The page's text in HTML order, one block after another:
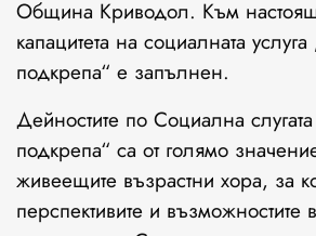
Община Криводол. Към
капацитета на социалната услуга
подкрепа“ е запълнен.
Дейностите по Социална слугата
подкрепа“ са от голямо
живеещите възрастни хора, за
перспективите и възможностите